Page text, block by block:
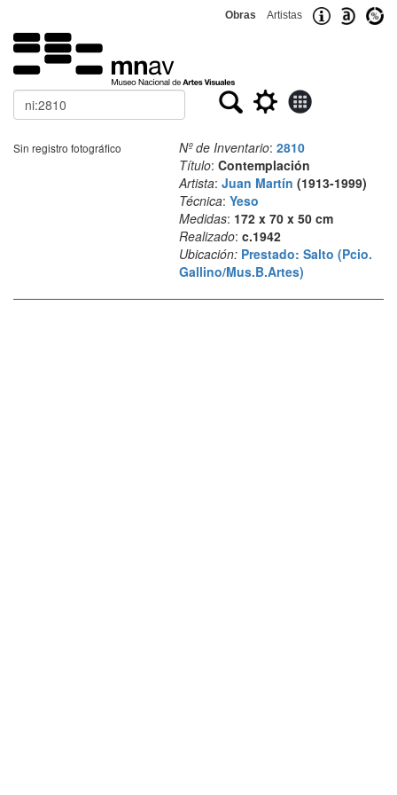
Obras Artistas
Buscar
Sin registro fotográfico Nº de Inventario: 2810
Título: Contemplación
Artista: Juan Martín (1913-1999)
Técnica: Yeso
Medidas: 172 x 70 x 50 cm
Realizado: c.1942
Ubicación: Prestado: Salto (Pcio.
Gallino/Mus.B.Artes)